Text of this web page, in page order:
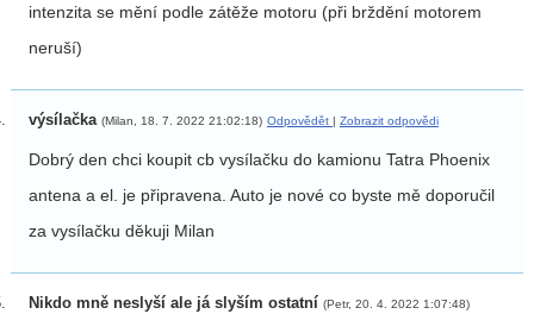
intenzita se mění podle zátěže motoru (při brždění motorem
neruší)
výsílačka (Milan, 18. 7. 2022 21:02:18) Odpovědět | Zobrazit odpovědi
Dobrý den chci koupit cb vysílačku do kamionu Tatra Phoenix
antena a el. je připravena. Auto je nové co byste mě doporučil
za vysílačku děkuji Milan
Nikdo mně neslyší ale já slyším ostatní (Petr, 20. 4. 2022 1:07:48)